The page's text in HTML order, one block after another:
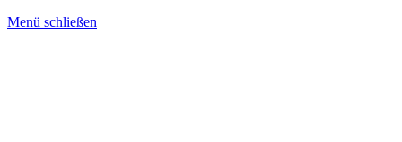
Menü schließen